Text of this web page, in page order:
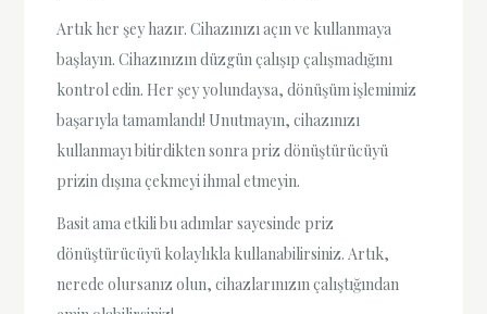
Artık her şey hazır. Cihazınızı açın ve kullanmaya
başlayın. Cihazınızın düzgün çalışıp çalışmadığını
kontrol edin. Her şey yolundaysa, dönüşüm işlemimiz
başarıyla tamamlandı! Unutmayın, cihazınızı
kullanmayı bitirdikten sonra priz dönüştürücüyü
prizin dışına çekmeyi ihmal etmeyin.
Basit ama etkili bu adımlar sayesinde priz
dönüştürücüyü kolaylıkla kullanabilirsiniz. Artık,
nerede olursanız olun, cihazlarınızın çalıştığından